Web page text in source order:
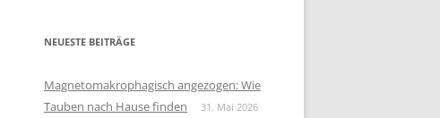
NEUESTE BEITRÄGE
Magnetomakrophagisch angezogen: Wie
Tauben nach Hause finden
31. Mai 2026